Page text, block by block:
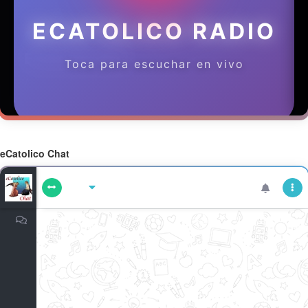
eCatolico Chat